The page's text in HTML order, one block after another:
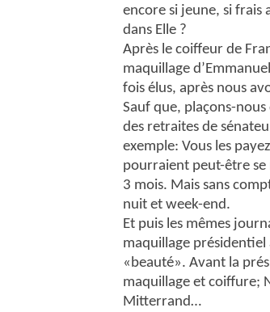
encore si jeune, si
dans Elle ?
Après le coiffeur de
maquillage
fois élus, après nous
Sauf que, plaçons-
des retraites de
exemple: Vous les
pourraient peut-être se
3 mois. Mais sans
nuit et week-end.
Et puis les mêmes
maquillage présidentiel
«beauté». Avant la
maquillage et coiffure;
Mitterrand…